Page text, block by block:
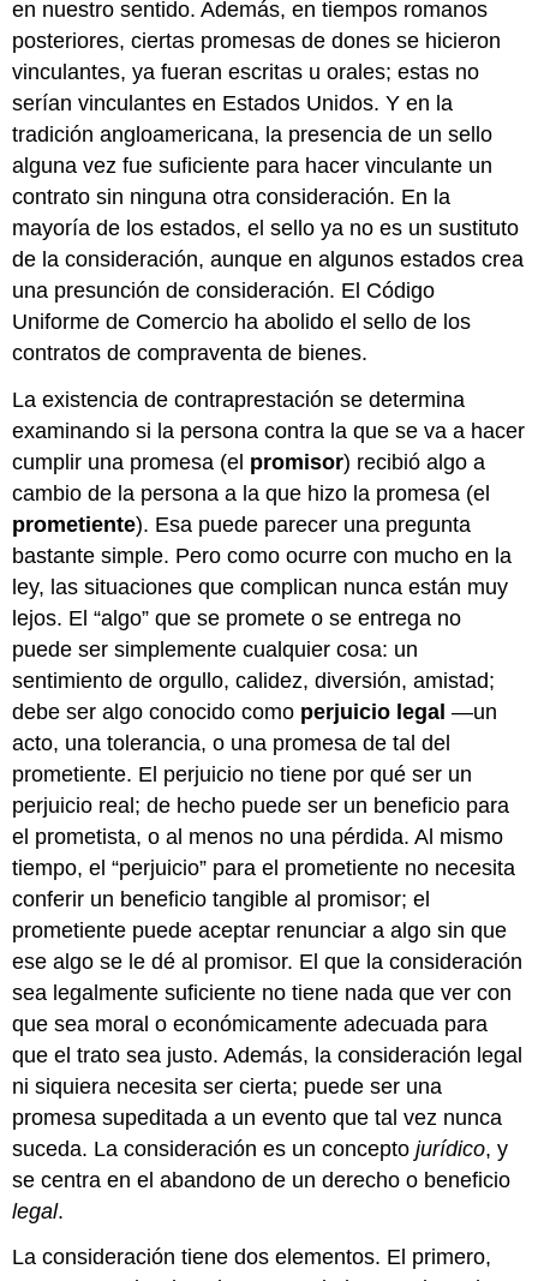
en nuestro sentido. Además, en tiempos romanos
posteriores, ciertas promesas de dones se hicieron
vinculantes, ya fueran escritas u orales; estas no
serían vinculantes en Estados Unidos. Y en la
tradición angloamericana, la presencia de un sello
alguna vez fue suficiente para hacer vinculante un
contrato sin ninguna otra consideración. En la
mayoría de los estados, el sello ya no es un sustituto
de la consideración, aunque en algunos estados crea
una presunción de consideración. El Código
Uniforme de Comercio ha abolido el sello de los
contratos de compraventa de bienes.
La existencia de contraprestación se determina
examinando si la persona contra la que se va a hacer
cumplir una promesa (el promisor) recibió algo a
cambio de la persona a la que hizo la promesa (el
prometiente). Esa puede parecer una pregunta
bastante simple. Pero como ocurre con mucho en la
ley, las situaciones que complican nunca están muy
lejos. El “algo” que se promete o se entrega no
puede ser simplemente cualquier cosa: un
sentimiento de orgullo, calidez, diversión, amistad;
debe ser algo conocido como perjuicio legal —un
acto, una tolerancia, o una promesa de tal del
prometiente. El perjuicio no tiene por qué ser un
perjuicio real; de hecho puede ser un beneficio para
el prometista, o al menos no una pérdida. Al mismo
tiempo, el “perjuicio” para el prometiente no necesita
conferir un beneficio tangible al promisor; el
prometiente puede aceptar renunciar a algo sin que
ese algo se le dé al promisor. El que la consideración
sea legalmente suficiente no tiene nada que ver con
que sea moral o económicamente adecuada para
que el trato sea justo. Además, la consideración legal
ni siquiera necesita ser cierta; puede ser una
promesa supeditada a un evento que tal vez nunca
suceda. La consideración es un conceptojurídico, y
se centra en el abandono de un derecho o beneficio
legal.
La consideración tiene dos elementos. El primero,